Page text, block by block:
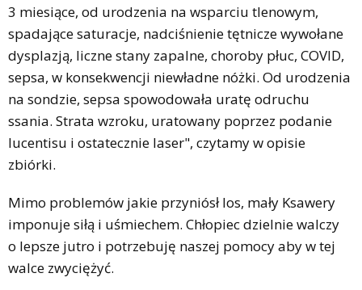
3 miesiące, od urodzenia na wsparciu tlenowym,
spadające saturacje, nadciśnienie tętnicze wywołane
dysplazją, liczne stany zapalne, choroby płuc, COVID,
sepsa, w konsekwencji niewładne nóżki. Od urodzenia
na sondzie, sepsa spowodowała uratę odruchu
ssania. Strata wzroku, uratowany poprzez podanie
lucentisu i ostatecznie laser", czytamy w opisie
zbiórki.
Mimo problemów jakie przyniósł los, mały Ksawery
imponuje siłą i uśmiechem. Chłopiec dzielnie walczy
o lepsze jutro i potrzebuję naszej pomocy aby w tej
walce zwyciężyć.